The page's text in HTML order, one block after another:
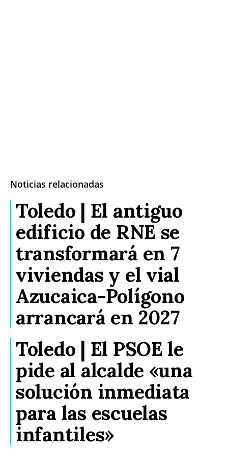
Noticias relacionadas
Toledo | El antiguo
edificio de RNE se
transformará en 7
viviendas y el vial
Azucaica-Polígono
arrancará en 2027
Toledo | El PSOE le
pide al alcalde «una
solución inmediata
para las escuelas
infantiles»